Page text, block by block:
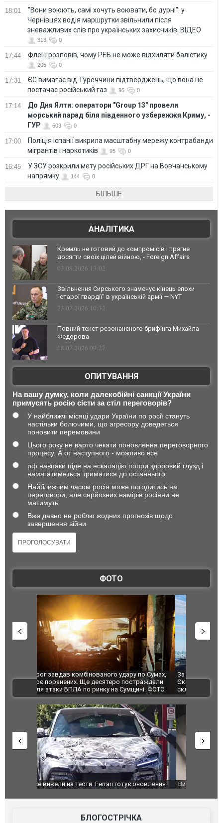
18:01
"Вони воюють, самі хочуть воювати, бо дурні": у
Чернівцях водія маршрутки звільнили після
зневажливих слів про українських захисників. ВІДЕО
313 0
17:44 Флеш розповів, чому РЕБ не може відхиляти балістику
205 0
17:31
ЄС вимагає від Туреччини підтверджень, що вона не
постачає російський газ
95 0
17:14
До Дня Ялти: оператори "Group 13" провели
морський парад біля південного узбережжя Криму, -
ГУР
603 0
17:00
Поліція Іспанії викрила масштабну мережу контрабанди
мігрантів і наркотиків
95 0
16:45
У ЗСУ розкрили мету російських ДРГ на Вовчанському
напрямку
144 0
БІЛЬШЕ
АНАЛІТИКА
Кремль не готовий до компромісів і прагне
досягти своїх цілей війною, - Foreign Affairs
03.08.2026 13:02
Звільнення Сирського знаменує кінець епохи
"старої гвардії" в українській армії — NYT
23.07.2026 10:32
Повний текст резонансного брифінга Михайла
Федорова
18.07.2026 09:27
ОПИТУВАННЯ
На вашу думку, коли далекобійні санкції України
примусять росію сісти за стіл переговорів?
У найближчі місяці удари України по росії стануть
настільки болючими, що агресору доведеться
поновити перемовини
Цього року не варто чекати поновлення переговорного
процесу. А от наступного - можливо все
рф навпаки піде на ескалацію попри здоровий глузд і
намагатиметься триматися до останнього
Найближчим часом росія може погодитись на
переговори, але серйозних намірів росіяни не
матимуть
Вже давно не роблю жодних прогнозів щодо
завершення війни
ФОТО
За 2000 кілометрів від кордону з Україною: в
Єкатеринбурзі після атаки дронів загорівся
склад Wildberries. ФОТО. ВІДЕО
"Мої
ВІДЕО
Вийшов трейлер нової екранізації легендарного
БЛОГОСТРІЧКА